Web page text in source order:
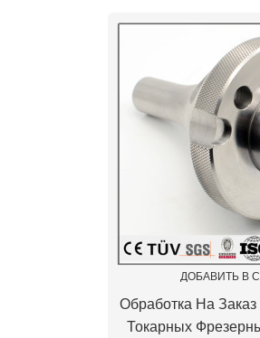
ДОБАВИТЬ В
Обработка На
Токарных